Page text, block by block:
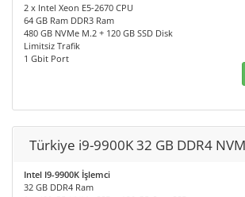
2 x Intel Xeon E5-2670 CPU
64 GB Ram DDR3 Ram
480 GB NVMe M.2 + 120 GB SSD Disk
Limitsiz Trafik
1 Gbit Port
Türkiye i9-9900K 32 GB DDR4
Intel I9-9900K İşlemci
32 GB DDR4 Ram